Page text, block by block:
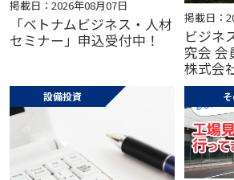
掲載日：2026年08月07日
「ベトナムビジネス・人材
セミナー」申込受付中！
掲載日：
ビジネ
究会 会
株式会
設備投資